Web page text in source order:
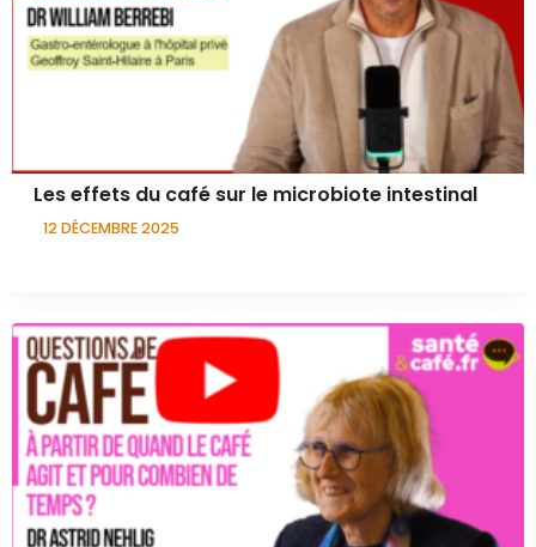
Les effets du café sur le microbiote intestinal
12 DÉCEMBRE 2025